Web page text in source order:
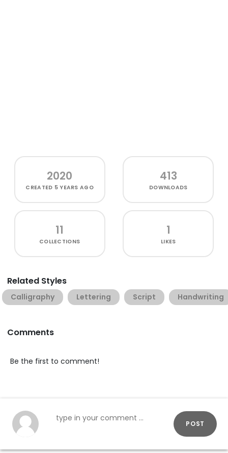
2020
CREATED 5 YEARS AGO
413
DOWNLOADS
11
COLLECTIONS
1
LIKES
Related Styles
Calligraphy Lettering Script Handwriting
Comments
Be the first to comment!
POST